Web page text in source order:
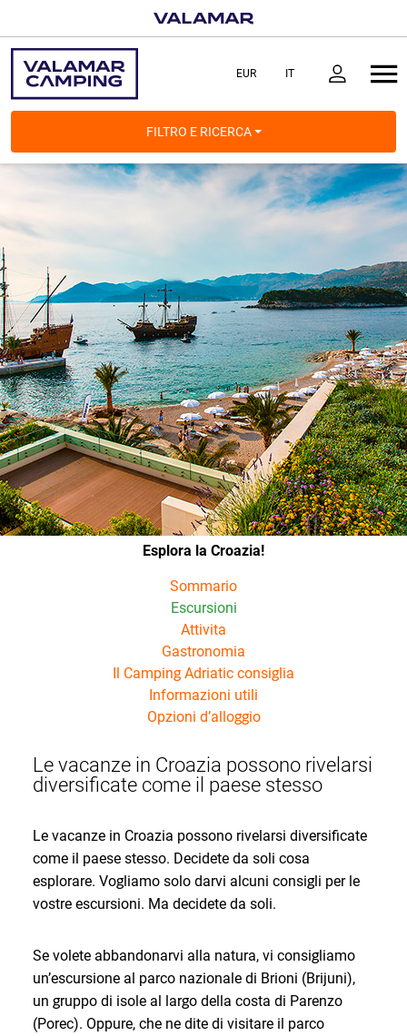
FILTRO E RICERCA
Esplora la Croazia!
Sommario
Escursioni
Attivita
Gastronomia
Il Camping Adriatic consiglia
Informazioni utili
Opzioni d’alloggio
Le vacanze in Croazia possono rivelarsi
diversificate come il paese stesso
Le vacanze in Croazia possono rivelarsi diversificate
come il paese stesso. Decidete da soli cosa
esplorare. Vogliamo solo darvi alcuni consigli per le
vostre escursioni. Ma decidete da soli.
Se volete abbandonarvi alla natura, vi consigliamo
un’escursione al parco nazionale di Brioni (Brijuni),
un gruppo di isole al largo della costa di Parenzo
(Porec). Oppure, che ne dite di visitare il parco